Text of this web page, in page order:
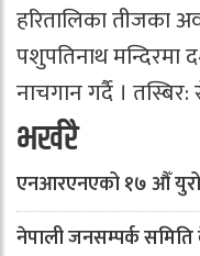
हरितालिका तीजका
पशुपतिनाथ मन्दिरमा
नाचगान गर्दै ।
भर्खरै
एनआरएनएको १७ औँ
नेपाली जनसम्पर्क समिति